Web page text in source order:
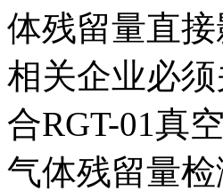
体残留量直
相关企业必
合RGT-01真
气体残留量